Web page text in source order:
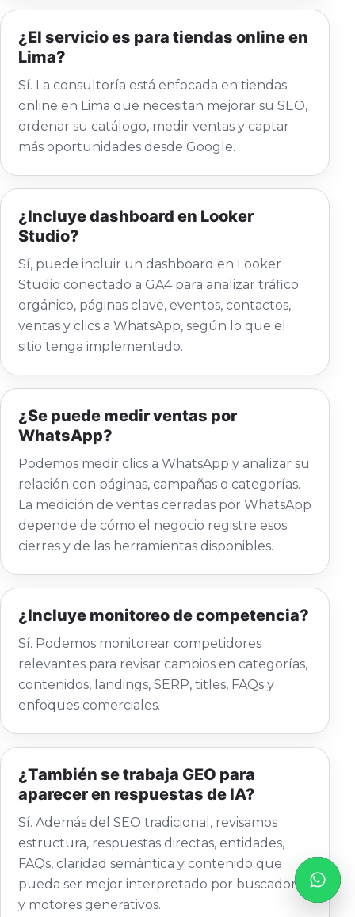
¿El servicio es para tiendas online en
Lima?
Sí. La consultoría está enfocada en tiendas
online en Lima que necesitan mejorar su SEO,
ordenar su catálogo, medir ventas y captar
más oportunidades desde Google.
¿Incluye dashboard en Looker
Studio?
Sí, puede incluir un dashboard en Looker
Studio conectado a GA4 para analizar tráfico
orgánico, páginas clave, eventos, contactos,
ventas y clics a WhatsApp, según lo que el
sitio tenga implementado.
¿Se puede medir ventas por
WhatsApp?
Podemos medir clics a WhatsApp y analizar su
relación con páginas, campañas o categorías.
La medición de ventas cerradas por WhatsApp
depende de cómo el negocio registre esos
cierres y de las herramientas disponibles.
¿Incluye monitoreo de competencia?
Sí. Podemos monitorear competidores
relevantes para revisar cambios en categorías,
contenidos, landings, SERP, titles, FAQs y
enfoques comerciales.
¿También se trabaja GEO para
aparecer en respuestas de IA?
Sí. Además del SEO tradicional, revisamos
estructura, respuestas directas, entidades,
FAQs, claridad semántica y contenido que
pueda ser mejor interpretado por buscadores
y motores generativos.